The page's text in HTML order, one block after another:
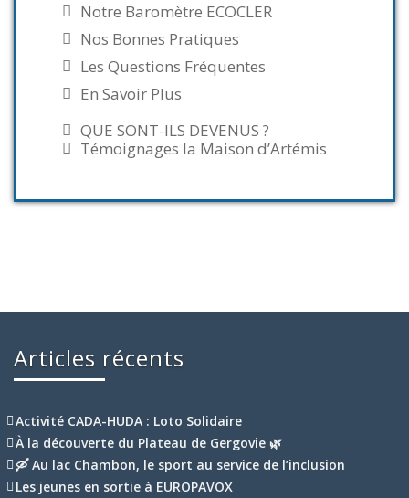
Notre Baromètre ECOCLER
Nos Bonnes Pratiques
Les Questions Fréquentes
En Savoir Plus
QUE SONT-ILS DEVENUS ?
Témoignages la Maison d’Artémis
Articles récents
Activité CADA-HUDA : Loto Solidaire
À la découverte du Plateau de Gergovie 🌿
🛶 Au lac Chambon, le sport au service de l’inclusion
Les jeunes en sortie à EUROPAVOX